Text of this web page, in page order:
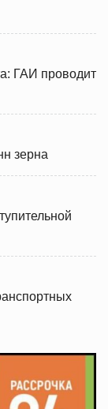
ГАИ проводит
зерна